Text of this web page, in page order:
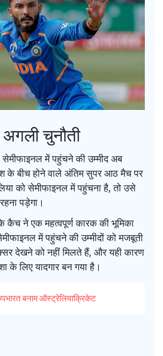
चुनौती
में पहुंचने की उम्मीद अब
के बीच होने वाले अंतिम सुपर आठ मैच पर
को सेमीफाइनल में पहुंचना है, तो उसे
पड़ेगा।
कैच ने एक महत्वपूर्ण कारक की भूमिका
में पहुंचने की उम्मीदों को मजबूती
देखने को नहीं मिलते हैं, और यही कारण
के लिए यादगार बन गया है।
भारत बनाम ऑस्ट्रेलियाक्रिकेट